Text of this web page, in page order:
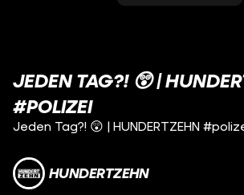
JEDEN TAG?! 😲 |
#POLIZEI
Jeden Tag?! 😲 | HUNDERTZEHN
HUNDERTZEHN